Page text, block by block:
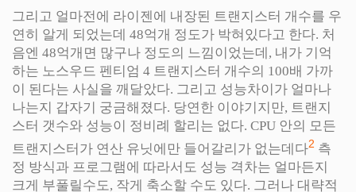
그리고 얼마전에 라이젠에 내장된 트랜지스터 개수를 우
연히 알게 되었는데 48억개 정도가 박혀있다고 한다. 처
음엔 48억개면 많구나 정도의 느낌이었는데, 내가 기억
하는 노스우드 펜티엄 4 트랜지스터 개수의 100배 가까
이 된다는 사실을 깨달았다. 그리고 성능차이가 얼마나
나는지 갑자기 궁금해졌다. 당연한 이야기지만, 트랜지
스터 갯수와 성능이 정비례 할리는 없다. CPU 안의 모든
트랜지스터가 연산 유닛에만 들어갈리가 없는데다2 측
정 방식과 프로그램에 따라서도 성능 격차는 얼마든지
크게 부풀릴수도, 작게 축소할 수도 있다. 그러나 대략적